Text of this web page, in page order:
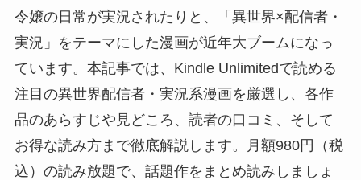
令嬢の日常が実況されたりと、「異世界×配信者・
実況」をテーマにした漫画が近年大ブームになっ
ています。本記事では、Kindle Unlimitedで読める
注目の異世界配信者・実況系漫画を厳選し、各作
品のあらすじや見どころ、読者の口コミ、そして
お得な読み方まで徹底解説します。月額980円（税
込）の読み放題で、話題作をまとめ読みしましょ